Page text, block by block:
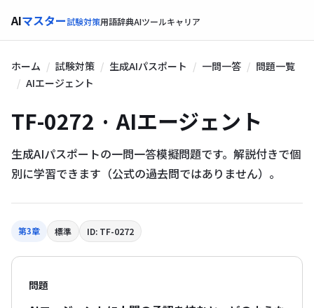
AIマスター試験対策用語辞典AIツールキャリア
ホーム 試験対策 生成AIパスポート 一問一答
問題一覧
AIエージェント
TF-0272 · AIエージェント
生成AIパスポートの一問一答模擬問題です。解説付きで個
別に学習できます（公式の過去問ではありません）。
第3章 標準 ID: TF-0272
問題